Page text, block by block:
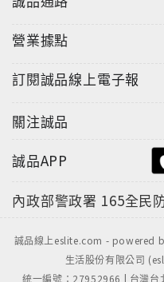
營業據點
訂閱誠品線上電子報
關注誠品
誠品APP
內政部警政署 165全民
誠品線上eslite.com - powered
生活股份有限公司
統一編號：27952966 | 台灣台